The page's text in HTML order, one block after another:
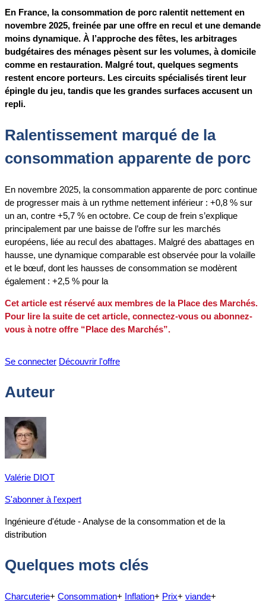
En France, la consommation de porc ralentit nettement en
novembre 2025, freinée par une offre en recul et une demande
moins dynamique. À l’approche des fêtes, les arbitrages
budgétaires des ménages pèsent sur les volumes, à domicile
comme en restauration. Malgré tout, quelques segments
restent encore porteurs. Les circuits spécialisés tirent leur
épingle du jeu, tandis que les grandes surfaces accusent un
repli.
Ralentissement marqué de la
consommation apparente de porc
En novembre 2025, la consommation apparente de porc continue
de progresser mais à un rythme nettement inférieur : +0,8 % sur
un an, contre +5,7 % en octobre. Ce coup de frein s’explique
principalement par une baisse de l’offre sur les marchés
européens, liée au recul des abattages. Malgré des abattages en
hausse, une dynamique comparable est observée pour la volaille
et le bœuf, dont les hausses de consommation se modèrent
également : +2,5 % pour la
Cet article est réservé aux membres de la Place des Marchés.
Pour lire la suite de cet article, connectez-vous ou abonnez-
vous à notre offre “Place des Marchés”.
Se connecter Découvrir l'offre
Auteur
Valérie DIOT
S'abonner à l'expert
Ingénieure d'étude - Analyse de la consommation et de la
distribution
Quelques mots clés
Charcuterie+ Consommation+ Inflation+ Prix+ viande+